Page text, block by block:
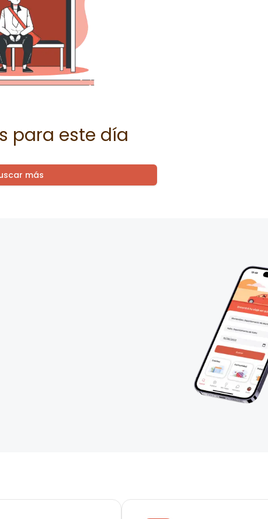
para este día
más